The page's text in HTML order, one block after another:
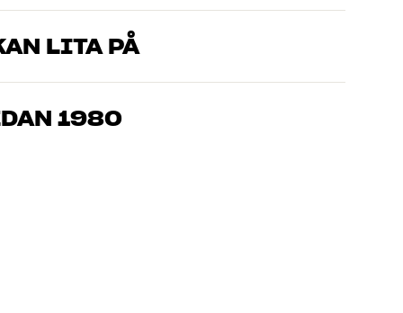
LITA PÅ
kan produkterna och brinner för riktigt bra ljud – både till
1980